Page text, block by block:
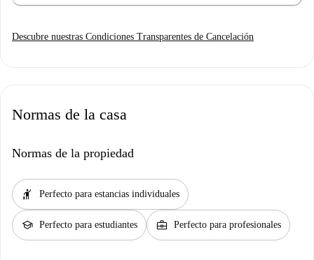
Descubre nuestras Condiciones Transparentes de Cancelación
Normas de la casa
Normas de la propiedad
hail Perfecto para estancias individuales
school Perfecto para estudiantes business_center Perfecto para profesionales